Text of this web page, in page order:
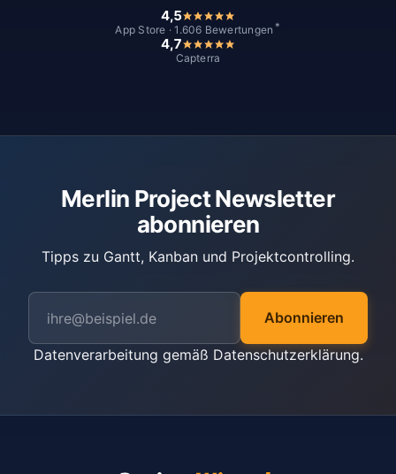
4,5
App Store · 1.606 Bewertungen *
4,7
Capterra
Merlin Project Newsletter
abonnieren
Tipps zu Gantt, Kanban und Projektcontrolling.
Abonnieren
Datenverarbeitung gemäß Datenschutzerklärung.